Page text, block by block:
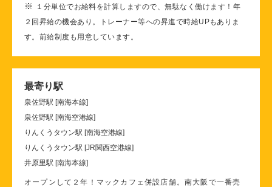
※
１分単位でお給料を計算しますので、無駄なく働けます！年
２回昇給の機会あり。トレーナー等への昇進で時給UPもありま
す。前給制度も用意しています。
最寄り駅
泉佐野駅 [南海本線]
泉佐野駅 [南海空港線]
りんくうタウン駅 [南海空港線]
りんくうタウン駅 [JR関西空港線]
井原里駅 [南海本線]
オープンして２年！マックカフェ併設店舗。南大阪で一番売